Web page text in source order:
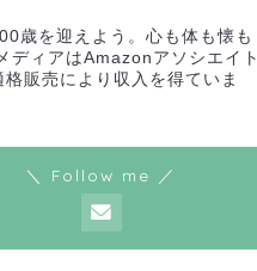
歳を迎えよう。心も体も懐も
ディアはAmazonアソシエイト
格販売により収入を得ていま
＼ Follow me ／